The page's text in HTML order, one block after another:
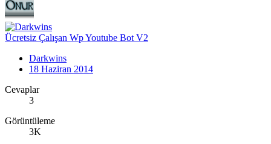
Ücretsiz Çalışan Wp Youtube Bot V2
Darkwins
18 Haziran 2014
Cevaplar
3
Görüntüleme
3K